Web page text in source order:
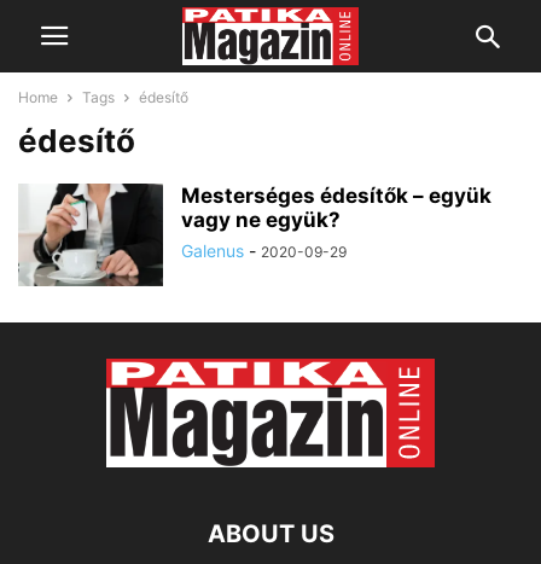
Home Tags édesítő
édesítő
Mesterséges édesítők – együk
vagy ne együk?
Galenus - 2020-09-29
ABOUT US